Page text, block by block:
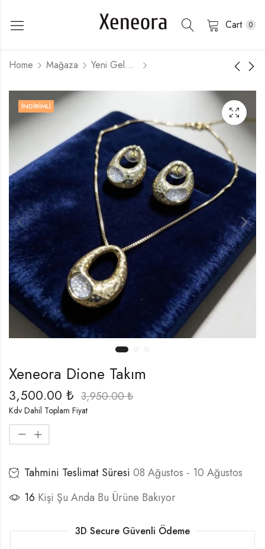
Cart 0
Home Mağaza Yeni Gelenler
İNDIRIMLI
Xeneora Dione Takım
3,500.00 ₺ 3,950.00₺
Kdv Dahil Toplam Fiyat
Tahmini Teslimat Süresi 08 Ağustos - 10 Ağustos
16 Kişi Şu Anda Bu Ürüne Bakıyor
3D Secure Güvenli Ödeme